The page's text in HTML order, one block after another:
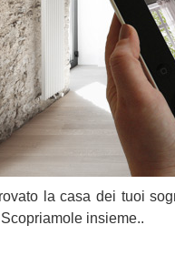
la casa dei tuoi
insieme..